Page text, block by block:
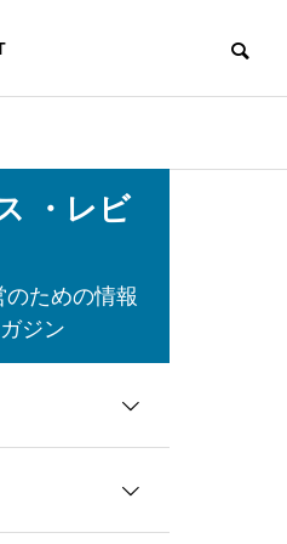
・レビ
のための情報
ジン
クス